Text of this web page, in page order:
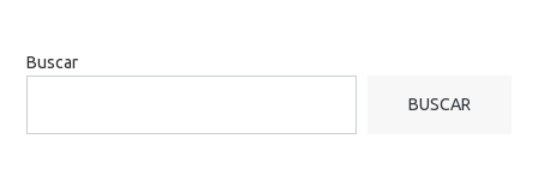
Buscar
BUSCAR